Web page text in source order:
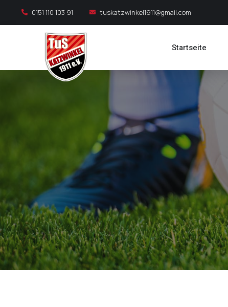
0151 110 103 91 tuskatzwinkel1911@gmail.com
Startseite